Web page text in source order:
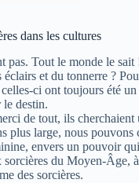
dans les cultures
pas. Tout le monde le
et du tonnerre ?
ci ont toujours été
destin.
de tout, ils
plus large, nous
envers un pouvoir
sorcières du Moyen-Âge,
des sorcières.